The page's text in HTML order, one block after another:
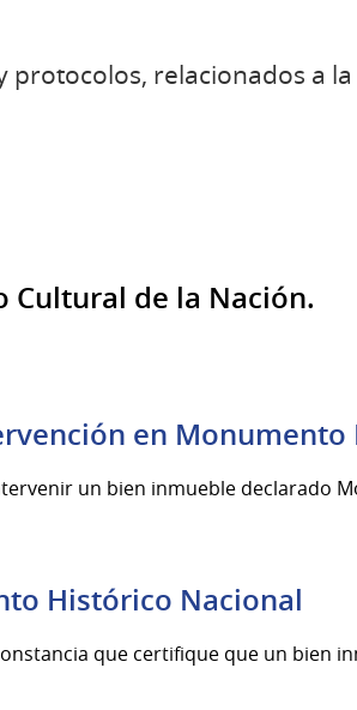
protocolos, relacionados a
Cultural de la Nación.
en Monumento
un bien inmueble declarado
Histórico Nacional
que certifique que un bien